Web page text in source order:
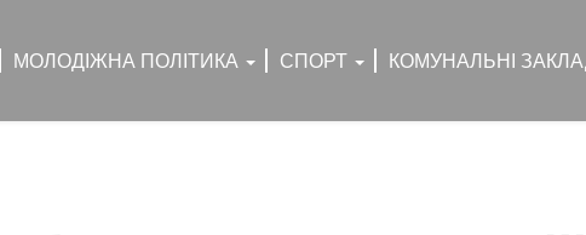
МОЛОДІЖНА ПОЛІТИКА СПОРТ КОМУНАЛЬНІ